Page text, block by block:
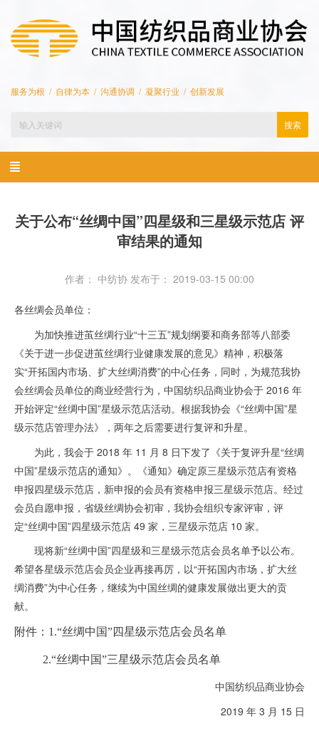
服务为根 / 自律为本 / 沟通协调 / 凝聚行业 / 创新发展
搜索
关于公布“丝绸中国”四星级和三星级示范店 评
审结果的通知
作者： 中纺协 发布于： 2019-03-15 00:00
各丝绸会员单位：
为加快推进茧丝绸行业“十三五”规划纲要和商务部等八部委
《关于进一步促进茧丝绸行业健康发展的意见》精神，积极落
实“开拓国内市场、扩大丝绸消费”的中心任务，同时，为规范我协
会丝绸会员单位的商业经营行为，中国纺织品商业协会于 2016 年
开始评定“丝绸中国”星级示范店活动。根据我协会《“丝绸中国”星
级示范店管理办法》，两年之后需要进行复评和升星。
为此，我会于 2018 年 11 月 8 日下发了《关于复评升星“丝绸
中国”星级示范店的通知》。《通知》确定原三星级示范店有资格
申报四星级示范店，新申报的会员有资格申报三星级示范店。经过
会员自愿申报，省级丝绸协会初审，我协会组织专家评审，评
定“丝绸中国”四星级示范店 49 家，三星级示范店 10 家。
现将新“丝绸中国”四星级和三星级示范店会员名单予以公布。
希望各星级示范店会员企业再接再厉，以“开拓国内市场，扩大丝
绸消费”为中心任务，继续为中国丝绸的健康发展做出更大的贡
献。
附件： 1.“丝绸中国”四星级示范店会员名单
2.“丝绸中国”三星级示范店会员名单
中国纺织品商业协会
2019 年 3 月 15 日